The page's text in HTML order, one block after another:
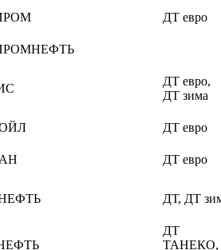
ДТ евро
ДТ евро,
ДТ зима
ДТ евро
ДТ евро
ДТ, ДТ
ДТ
ТАНЕКО,